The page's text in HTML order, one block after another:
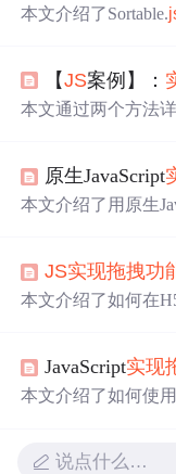
本文介绍了Sortable.
置项，通过Vue实
富、社区活跃，值
【JS案例】：
本文通过两个方法
时，讨论了clientX、
原生JavaScript
本文介绍了用原生
HTML和CSS结构、
如添加边界限制、
JS实现拖拽功
本文介绍了如何在
JavaScript实现
本文介绍了如何使
果。拖拽过程中，
说点什么…